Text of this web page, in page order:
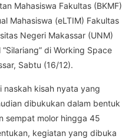
Mahasiswa Fakultas (BKMF)
Mahasiswa (eLTIM) Fakultas
Negeri Makassar (UNM)
di Working Space
Sabtu (16/12).
naskah kisah nyata yang
dibukukan dalam bentuk
sempat molor hingga 45
kegiatan yang dibuka